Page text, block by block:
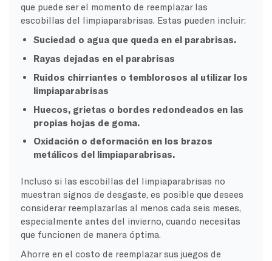
que puede ser el momento de reemplazar las
escobillas del limpiaparabrisas. Estas pueden incluir:
Suciedad o agua que queda en el parabrisas.
Rayas dejadas en el parabrisas
Ruidos chirriantes o temblorosos al utilizar los
limpiaparabrisas
Huecos, grietas o bordes redondeados en las
propias hojas de goma.
Oxidación o deformación en los brazos
metálicos del limpiaparabrisas.
Incluso si las escobillas del limpiaparabrisas no
muestran signos de desgaste, es posible que desees
considerar reemplazarlas al menos cada seis meses,
especialmente antes del invierno, cuando necesitas
que funcionen de manera óptima.
Ahorre en el costo de reemplazar sus juegos de